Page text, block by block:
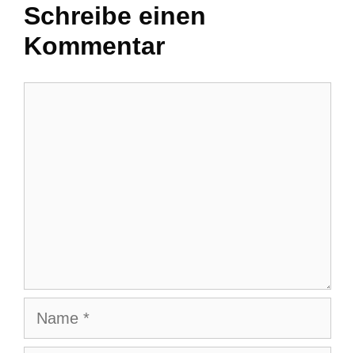
Schreibe einen
Kommentar
Name